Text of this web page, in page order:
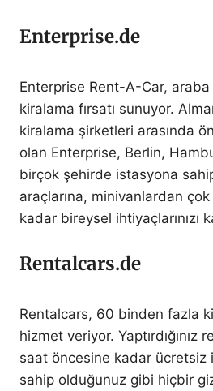
Enterprise.de
Enterprise Rent-A-Car,
kiralama fırsatı sunuyor.
kiralama şirketleri arasında
olan Enterprise, Berlin,
birçok şehirde istasyona
araçlarına, minivanlardan
kadar bireysel ihtiyaçlarınızı
Rentalcars.de
Rentalcars, 60 binden fazla
hizmet veriyor. Yaptırdığınız
saat öncesine kadar ücretsiz
sahip olduğunuz gibi hiçbir